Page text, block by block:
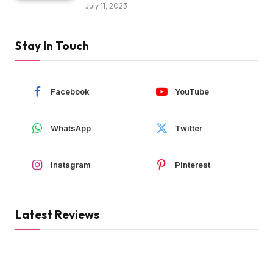
July 11, 2023
Stay In Touch
Facebook YouTube
WhatsApp Twitter
Instagram Pinterest
Latest Reviews